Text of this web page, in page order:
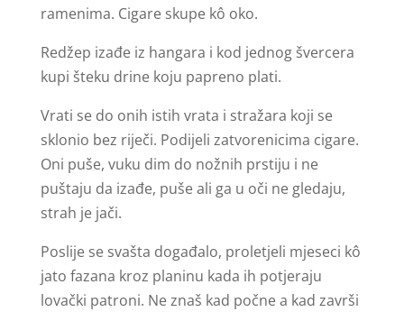
ramenima. Cigare skupe kô oko.
Redžep izađe iz hangara i kod jednog švercera
kupi šteku drine koju papreno plati.
Vrati se do onih istih vrata i stražara koji se
sklonio bez riječi. Podijeli zatvorenicima cigare.
Oni puše, vuku dim do nožnih prstiju i ne
puštaju da izađe, puše ali ga u oči ne gledaju,
strah je jači.
Poslije se svašta događalo, proletjeli mjeseci kô
jato fazana kroz planinu kada ih potjeraju
lovački patroni. Ne znaš kad počne a kad završi